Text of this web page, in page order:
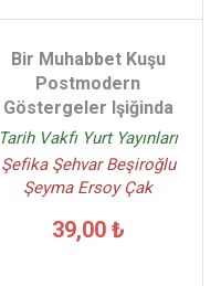
Bir Muhabbet Kuşu
Postmodern
Göstergeler Işiğinda
Tarih Vakfı Yurt Yayınları
Şefika Şehvar Beşiroğlu
Şeyma Ersoy Çak
39,00 ₺